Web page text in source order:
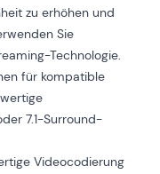
zu erhöhen und
Sie
Technologie.
für kompatible
7.1-Surround-
Videocodierung